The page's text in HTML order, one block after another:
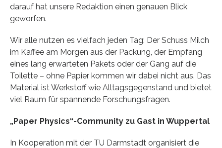
darauf hat unsere Redaktion einen genauen Blick
geworfen.
Wir alle nutzen es vielfach jeden Tag: Der Schuss Milch
im Kaffee am Morgen aus der Packung, der Empfang
eines lang erwarteten Pakets oder der Gang auf die
Toilette – ohne Papier kommen wir dabei nicht aus. Das
Material ist Werkstoff wie Alltagsgegenstand und bietet
viel Raum für spannende Forschungsfragen.
„Paper Physics“-Community zu Gast in Wuppertal
In Kooperation mit der TU Darmstadt organisiert die